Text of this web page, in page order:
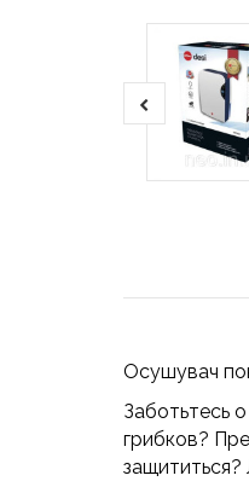
Осушувач
Заботьтесь
грибков?